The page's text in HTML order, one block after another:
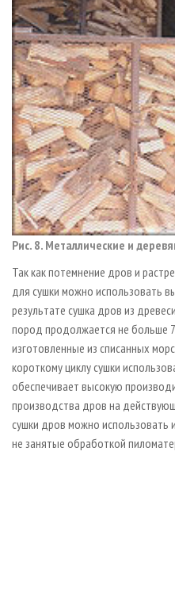
Рис. 8. Металлические и
Так как потемнение дров и
для сушки можно использовать
результате сушка дров из
пород продолжается не больше
изготовленные из списанных
короткому циклу сушки
обеспечивает высокую
производства дров на
сушки дров можно
не занятые обработкой